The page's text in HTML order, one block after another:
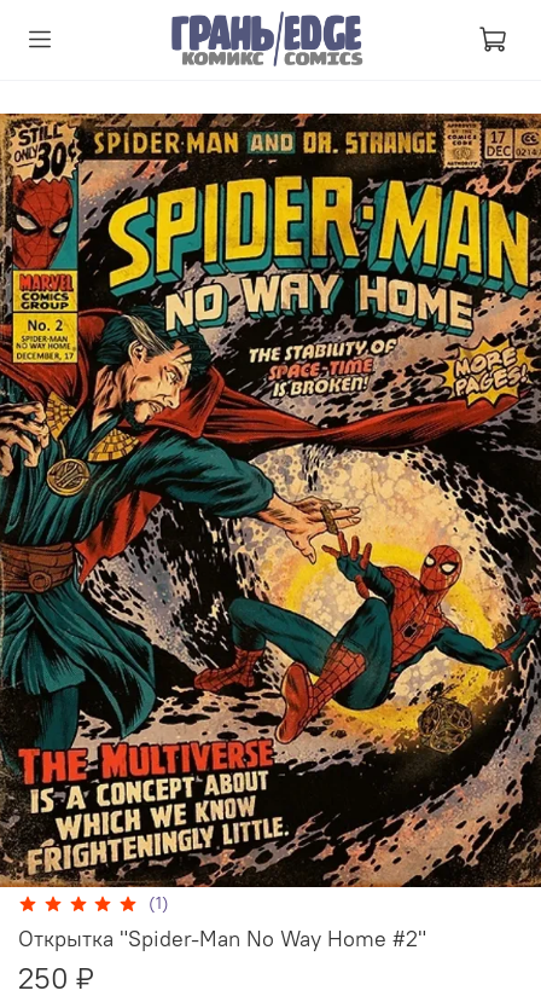
(1)
Открытка "Spider-Man No Way Home #2"
250 ₽